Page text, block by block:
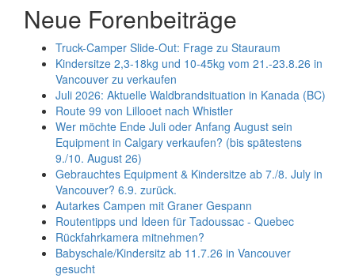
Neue Forenbeiträge
Truck-Camper Slide-Out: Frage zu Stauraum
Kindersitze 2,3-18kg und 10-45kg vom 21.-23.8.26 in
Vancouver zu verkaufen
Juli 2026: Aktuelle Waldbrandsituation in Kanada (BC)
Route 99 von Lillooet nach Whistler
Wer möchte Ende Juli oder Anfang August sein
Equipment in Calgary verkaufen? (bis spätestens
9./10. August 26)
Gebrauchtes Equipment & Kindersitze ab 7./8. July in
Vancouver? 6.9. zurück.
Autarkes Campen mit Graner Gespann
Routentipps und Ideen für Tadoussac - Quebec
Rückfahrkamera mitnehmen?
Babyschale/Kindersitz ab 11.7.26 in Vancouver
gesucht